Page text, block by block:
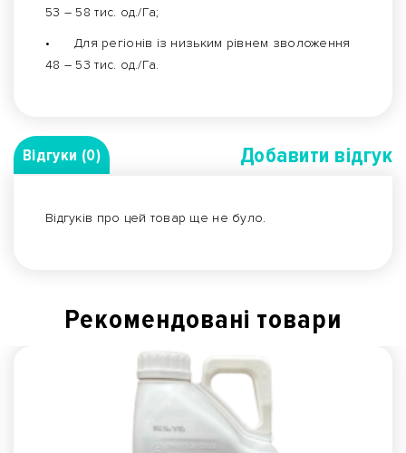
53 – 58 тис. од./Га;
•
Для регіонів із низьким рівнем зволоження
48 – 53 тис. од./Га.
Відгуки (0) Добавити вiдгук
Відгуків про цей товар ще не було.
Рекомендованi товари